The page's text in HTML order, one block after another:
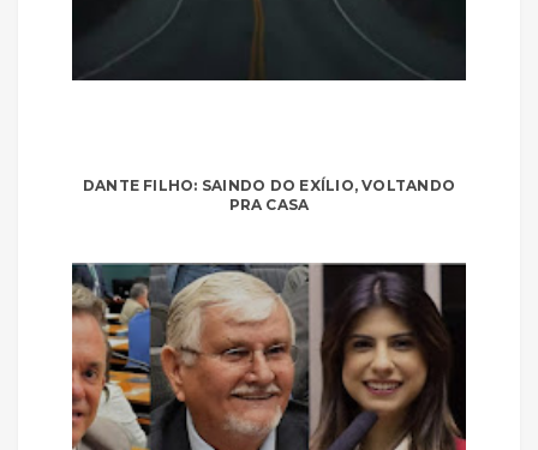
DANTE FILHO: SAINDO DO EXÍLIO, VOLTANDO
PRA CASA